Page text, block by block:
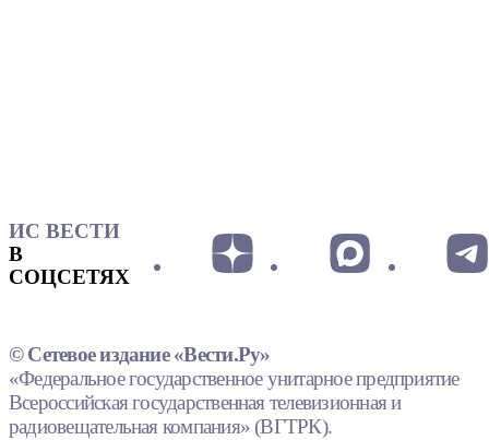
ИС ВЕСТИ
В
СОЦСЕТЯХ
© Сетевое издание «Вести.Ру»
«Федеральное государственное унитарное предприятие
Всероссийская государственная телевизионная и
радиовещательная компания» (ВГТРК).